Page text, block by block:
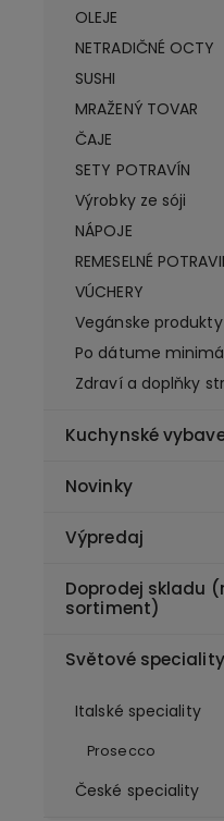
OLEJE
NETRADIČNÉ OCTY
SUSHI
MRAŽENÝ TOVAR
ČAJE
SETY POTRAVÍN
Výrobky ze sóji
NÁPOJE
REMESELNÉ
VÚCHERY
Vegánske produkty
Po dátume
Zdraví a doplňky
Kuchynské
Novinky
Výpredaj
Doprodej skladu
sortiment)
Světové speciality
Italské speciality
Prosecco
České speciality